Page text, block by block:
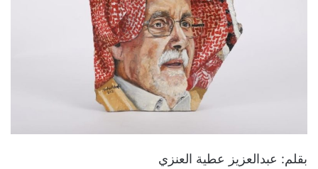
بقلم: عبدالعزيز عطية العنزي